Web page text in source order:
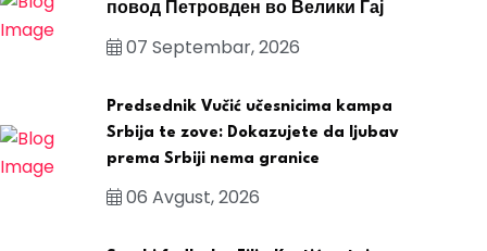
повод Петровден во Велики Гај
07 Septembar, 2026
Predsednik Vučić učesnicima kampa
Srbija te zove: Dokazujete da ljubav
prema Srbiji nema granice
06 Avgust, 2026